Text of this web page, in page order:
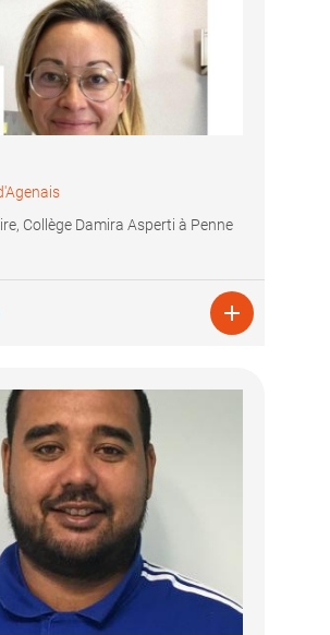
Collège Damira Asperti à Penne
